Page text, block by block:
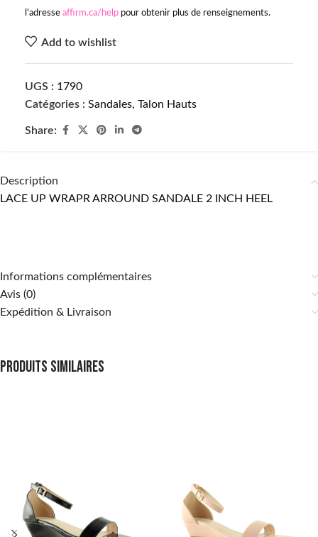
l'adresse affirm.ca/help pour obtenir plus de renseignements.
Add to wishlist
UGS : 1790
Catégories : Sandales, Talon Hauts
Share:
Description
LACE UP WRAPR ARROUND SANDALE 2 INCH HEEL
Informations complémentaires
Avis (0)
Expédition & Livraison
Produits similaires